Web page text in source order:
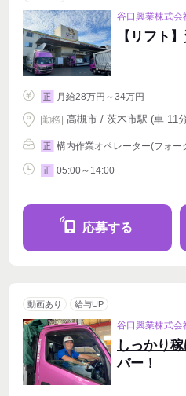
谷口興業株式会
【リフト
正 月給28万円～34万円
|勤務 高槻市 / 茨木市駅 (車 11
正 構内作業オペレーター(フォー
正 05:00～14:00
応募する
動画あり 給与UP
谷口興業株式会
しっかり
バー！